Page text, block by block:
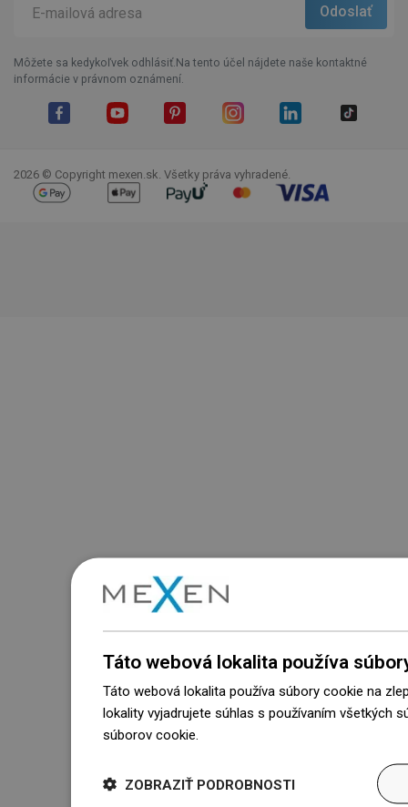
Môžete sa kedykoľvek odhlásiť.Na tento účel nájdete naše kontaktné
informácie v právnom oznámení.
2026 © Copyright mexen.sk. Všetky práva vyhradené.
Táto webová lokalita používa
Táto webová lokalita používa súbory cookie na
lokality vyjadrujete súhlas s používaním všetkých
súborov cookie.
ZOBRAZIŤ PODROBNOSTI